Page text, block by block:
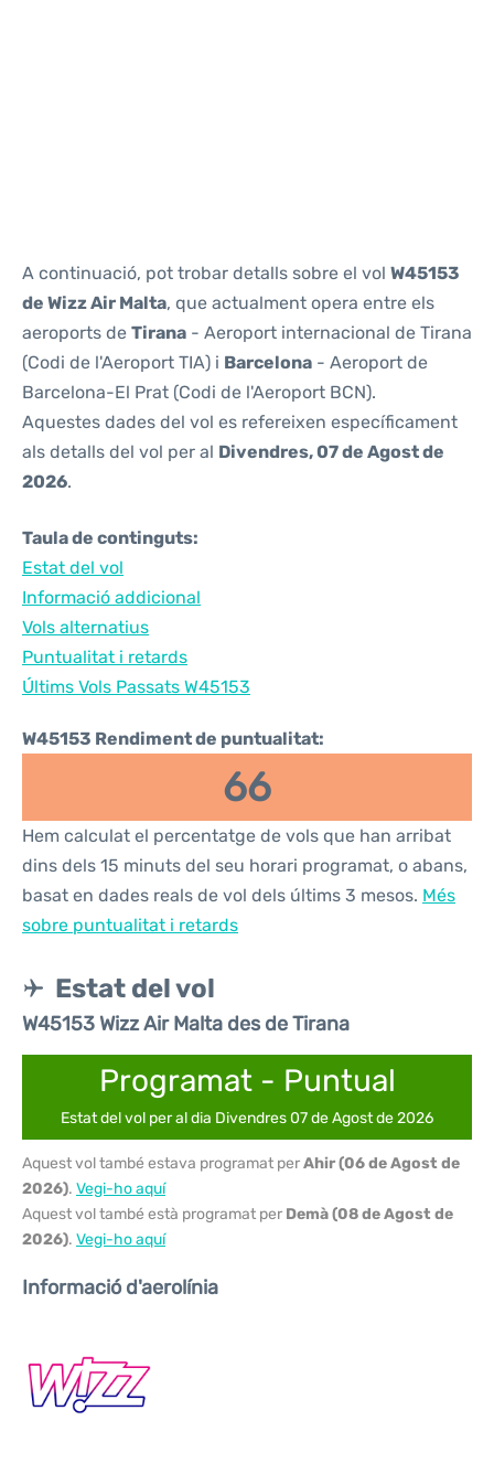
A continuació, pot trobar detalls sobre el vol W45153
de Wizz Air Malta, que actualment opera entre els
aeroports de Tirana - Aeroport internacional de Tirana
(Codi de l'Aeroport TIA) i Barcelona - Aeroport de
Barcelona-El Prat (Codi de l'Aeroport BCN).
Aquestes dades del vol es refereixen específicament
als detalls del vol per al Divendres, 07 de Agost de
2026.
Taula de continguts:
Estat del vol
Informació addicional
Vols alternatius
Puntualitat i retards
Últims Vols Passats W45153
W45153 Rendiment de puntualitat:
66
Hem calculat el percentatge de vols que han arribat
dins dels 15 minuts del seu horari programat, o abans,
basat en dades reals de vol dels últims 3 mesos. Més
sobre puntualitat i retards
Estat del vol
W45153 Wizz Air Malta des de Tirana
Programat - Puntual
Estat del vol per al dia Divendres 07 de Agost de 2026
Aquest vol també estava programat perAhir (06 de Agost de
2026). Vegi-ho aquí
Aquest vol també està programat per Demà (08 de Agost de
2026). Vegi-ho aquí
Informació d'aerolínia